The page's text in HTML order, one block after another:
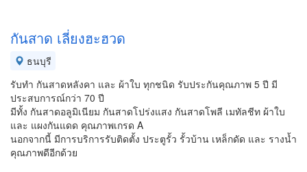
กันสาด เลี่ยงฮะฮวด
ธนบุรี
รับทำ กันสาดหลังคา และ ผ้าใบ ทุกชนิด รับประกันคุณภาพ 5 ปี มี
ประสบการณ์กว่า 70 ปี
มีทั้ง กันสาดอลูมิเนียม กันสาดโปร่งแสง กันสาดโพลี เมทัลชีท ผ้าใบ
และ แผงกันแดด คุณภาพเกรด A
นอกจากนี้ มีการบริการรับติดตั้ง ประตูรั้ว รั้วบ้าน เหล็กดัด และ รางน้ำ
คุณภาพดีอีกด้วย